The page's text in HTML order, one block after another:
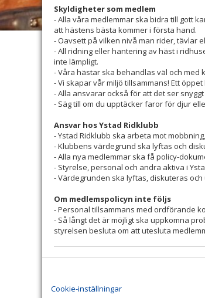
Skyldigheter som medlem
- Alla våra medlemmar ska bidra till gott
att hästens bästa kommer i första hand.
- Oavsett på vilken nivå man rider, tävlar
- All ridning eller hantering av häst i
inte lämpligt.
- Våra hästar ska behandlas väl och med
- Vi skapar vår miljö tillsammans! Ett
- Alla ansvarar också för att det ser
- Säg till om du upptäcker faror för djur
Ansvar hos Ystad Ridklubb
- Ystad Ridklubb ska arbeta mot
- Klubbens värdegrund ska lyftas och
- Alla nya medlemmar ska få policy-
- Styrelse, personal och andra aktiva i
- Värdegrunden ska lyftas, diskuteras
Om medlemspolicyn inte följs
- Personal tillsammans med ordförande
- Så långt det är möjligt ska uppkomna
styrelsen besluta om att utesluta
Cookie-inställningar